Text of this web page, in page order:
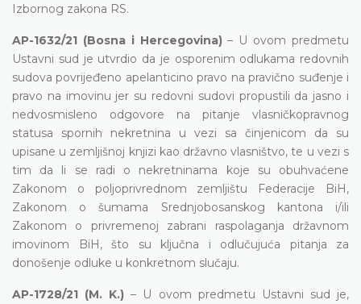
Izbornog zakona RS.
AP-1632/21 (Bosna i Hercegovina)– U ovom predmetu
Ustavni sud je utvrdio da je osporenim odlukama redovnih
sudova povrijeđeno apelanticino pravo na pravično suđenje i
pravo na imovinu jer su redovni sudovi propustili da jasno i
nedvosmisleno odgovore na pitanje vlasničkopravnog
statusa spornih nekretnina u vezi sa činjenicom da su
upisane u zemljišnoj knjizi kao državno vlasništvo, te u vezi s
tim da li se radi o nekretninama koje su obuhvaćene
Zakonom o poljoprivrednom zemljištu Federacije BiH,
Zakonom o šumama Srednjobosanskog kantona i/ili
Zakonom o privremenoj zabrani raspolaganja državnom
imovinom BiH, što su ključna i odlučujuća pitanja za
donošenje odluke u konkretnom slučaju.
AP-1728/21 (M. K.) – U ovom predmetu Ustavni sud je,